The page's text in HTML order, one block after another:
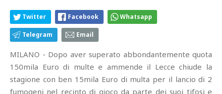
Twitter Facebook Whatsapp
Telegram Email
MILANO - Dopo aver superato abbondantemente quota
150mila Euro di multe e ammende il Lecce chiude la
stagione con ben 15mila Euro di multa per il lancio di 2
fumogeni nel recinto di gioco da parte dei suoi tifosi e